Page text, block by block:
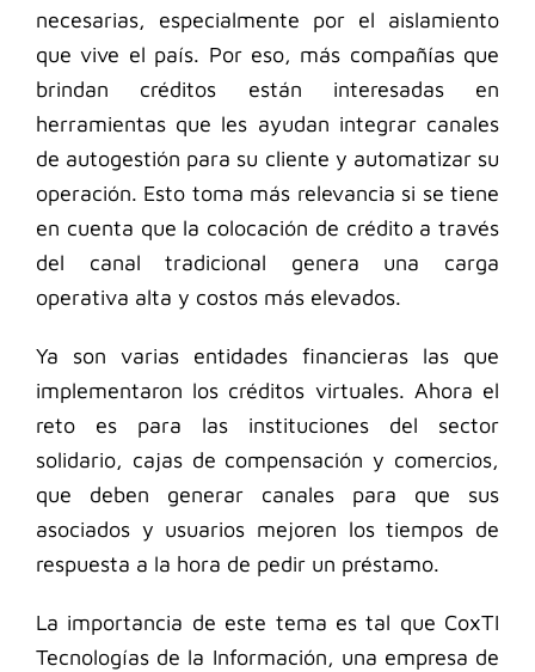
necesarias, especialmente por el aislamiento
que vive el país. Por eso, más compañías que
brindan créditos están interesadas en
herramientas que les ayudan integrar canales
de autogestión para su cliente y automatizar su
operación. Esto toma más relevancia si se tiene
en cuenta que la colocación de crédito a través
del canal tradicional genera una carga
operativa alta y costos más elevados.
Ya son varias entidades financieras las que
implementaron los créditos virtuales. Ahora el
reto es para las instituciones del sector
solidario, cajas de compensación y comercios,
que deben generar canales para que sus
asociados y usuarios mejoren los tiempos de
respuesta a la hora de pedir un préstamo.
La importancia de este tema es tal que CoxTI
Tecnologías de la Información, una empresa de